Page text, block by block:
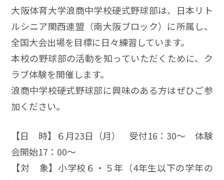
大阪体育大学浪商中学校硬式野球部は、日本リト
ルシニア関西連盟（南大阪ブロック）に所属し、
全国大会出場を目標に日々練習しています。
本校の野球部の活動を知っていただくために、ク
ラブ体験を開催します。
浪商中学校硬式野球部に興味のある方はぜひご参
加ください。
【日 時】６月23日（月） 受付16：30～ 体験
会開始17：00～
【対 象】小学校６・５年（4年生以下の学年の